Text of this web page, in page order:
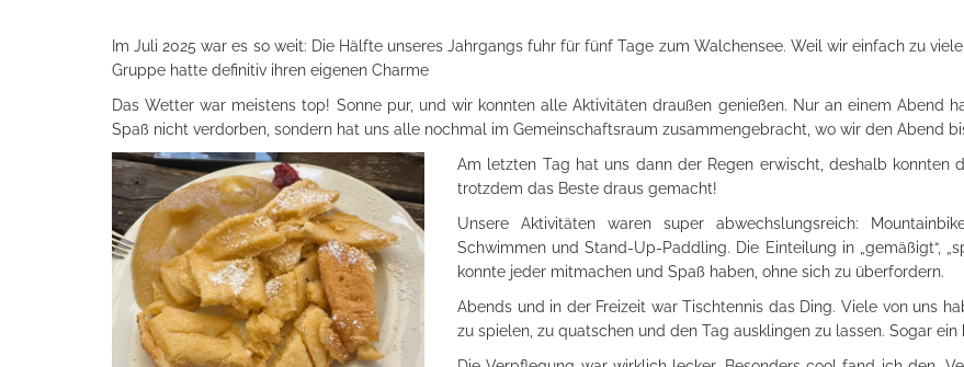
Im Juli 2025 war es so weit: Die Hälfte unseres Jahrgangs fuhr für fünf Tage zum Walchensee. Weil wir einfach zu
Gruppe hatte definitiv ihren eigenen Charme
Das Wetter war meistens top! Sonne pur, und wir konnten alle Aktivitäten draußen genießen. Nur an einem Abend
Spaß nicht verdorben, sondern hat uns alle nochmal im Gemeinschaftsraum zusammengebracht, wo wir den Abend
Am letzten Tag hat uns dann der Regen erwischt, deshalb konnten
trotzdem das Beste draus gemacht!
Unsere Aktivitäten waren super abwechslungsreich:
Schwimmen und Stand-Up-Paddling. Die Einteilung in „gemäßigt“,
konnte jeder mitmachen und Spaß haben, ohne sich zu überfordern.
Abends und in der Freizeit war Tischtennis das Ding. Viele von uns
zu spielen, zu quatschen und den Tag ausklingen zu lassen. Sogar